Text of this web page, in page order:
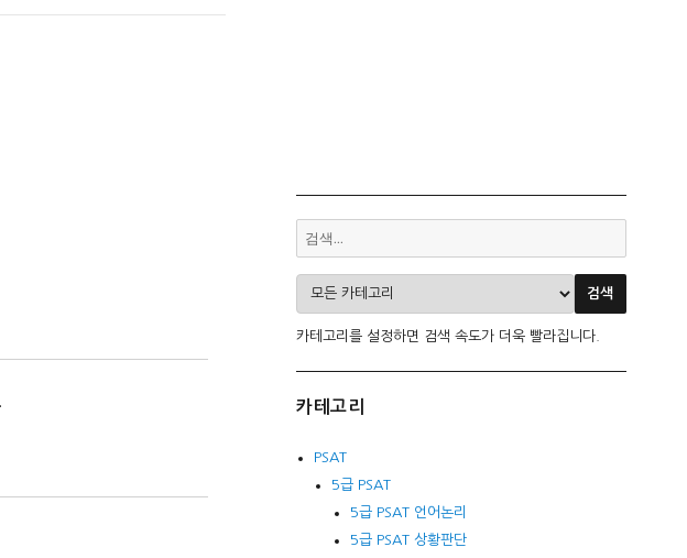
카테고리를 설정하면 검색 속도가 더욱 빨라집니다.
카테고리
PSAT
5급 PSAT
5급 PSAT 언어논리
5급 PSAT 상황판단